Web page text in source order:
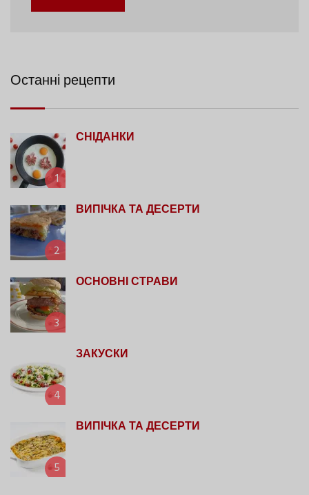
Останні рецепти
1
СНІДАНКИ
2
ВИПІЧКА ТА ДЕСЕРТИ
3
ОСНОВНІ СТРАВИ
4
ЗАКУСКИ
5
ВИПІЧКА ТА ДЕСЕРТИ